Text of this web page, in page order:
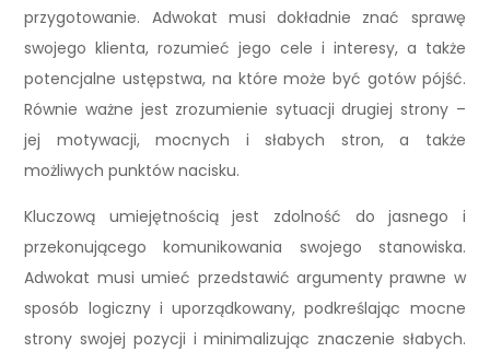
przygotowanie. Adwokat musi dokładnie znać sprawę
swojego klienta, rozumieć jego cele i interesy, a także
potencjalne ustępstwa, na które może być gotów pójść.
Równie ważne jest zrozumienie sytuacji drugiej strony –
jej motywacji, mocnych i słabych stron, a także
możliwych punktów nacisku.
Kluczową umiejętnością jest zdolność do jasnego i
przekonującego komunikowania swojego stanowiska.
Adwokat musi umieć przedstawić argumenty prawne w
sposób logiczny i uporządkowany, podkreślając mocne
strony swojej pozycji i minimalizując znaczenie słabych.